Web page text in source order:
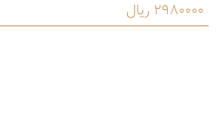
2980000 ریال